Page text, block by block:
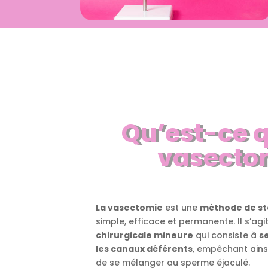
Qu’est-ce
La vasectomie est une méthode de
simple, efficace et permanente. Il
chirurgicale mineure qui consiste à
les canaux déférents, empêchant
de se mélanger au sperme éjaculé.